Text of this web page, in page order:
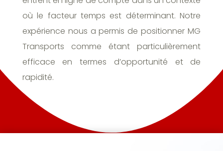
où le facteur temps est déterminant. Notre
expérience nous a permis de positionner MG
Transports comme étant particulièrement
efficace en termes d’opportunité et de
rapidité.